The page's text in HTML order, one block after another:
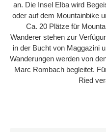
an. Die Insel Elba wird
oder auf dem Mountainbike
Ca. 20 Plätze für
Wanderer stehen zur
in der Bucht von Maggazini
Wanderungen werden von
Marc Rombach begleitet.
Ried